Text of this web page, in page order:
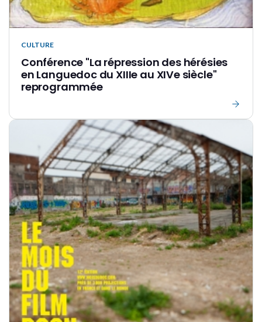
CULTURE
Conférence "La répression des hérésies
en Languedoc du XIIIe au XIVe siècle"
reprogrammée